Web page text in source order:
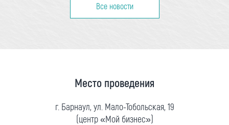
Все новости
Место проведения
г. Барнаул, ул. Мало-Тобольская, 19
(центр «Мой бизнес»)